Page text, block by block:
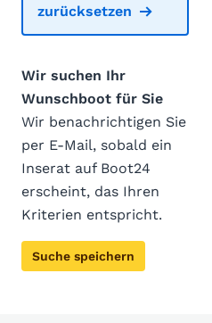
zurücksetzen
Wir suchen Ihr
Wunschboot für Sie
Wir benachrichtigen Sie
per E-Mail, sobald ein
Inserat auf Boot24
erscheint, das Ihren
Kriterien entspricht.
Suche speichern